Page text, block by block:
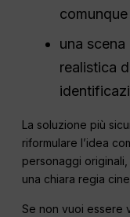
una
realistica
La soluzione più
riformulare l’idea
personaggi
una chiara regia
Se non vuoi essere